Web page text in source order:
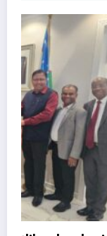
БЕЗ РУБРИКИ
Обмен